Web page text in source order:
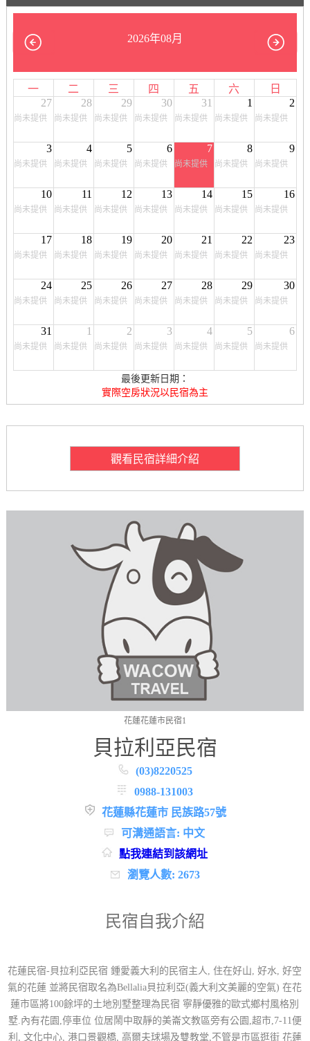
2026年08月
一 二 三 四 五 六
日
27
尚未提供
28
尚未提供
29
尚未提供
30
尚未提供
31
尚未提供
1
尚未提供
2
尚未提供
3
尚未提供
4
尚未提供
5
尚未提供
6
尚未提供
7
尚未提供
8
尚未提供
9
尚未提供
10
尚未提供
11
尚未提供
12
尚未提供
13
尚未提供
14
尚未提供
15
尚未提供
16
尚未提供
17
尚未提供
18
尚未提供
19
尚未提供
20
尚未提供
21
尚未提供
22
尚未提供
23
尚未提供
24
尚未提供
25
尚未提供
26
尚未提供
27
尚未提供
28
尚未提供
29
尚未提供
30
尚未提供
31
尚未提供
1
尚未提供
2
尚未提供
3
尚未提供
4
尚未提供
5
尚未提供
6
尚未提供
最後更新日期：
實際空房狀況以民宿為主
觀看民宿詳細介紹
花蓮花蓮市民宿1
貝拉利亞民宿
(03)8220525
0988-131003
花蓮縣花蓮市 民族路57號
可溝通語言: 中文
點我連結到該網址
瀏覽人數: 2673
民宿自我介紹
花蓮民宿-貝拉利亞民宿 鍾愛義大利的民宿主人, 住在好山, 好水, 好空
氣的花蓮 並將民宿取名為Bellalia貝拉利亞(義大利文美麗的空氣) 在花
蓮市區將100餘坪的土地別墅整理為民宿 寧靜優雅的歐式鄉村風格別
墅.內有花園,停車位 位居鬧中取靜的美崙文教區旁有公園,超市,7-11便
利, 文化中心, 港口景觀橋, 高爾夫球場及雙教堂,不管是市區逛街 花蓮